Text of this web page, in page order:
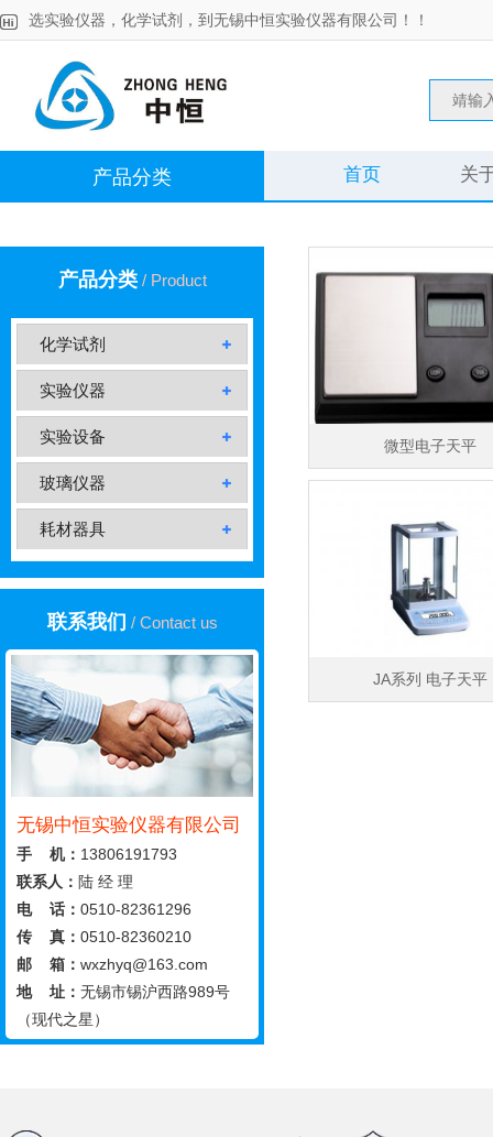
选实验仪器，化学试剂，到无锡中恒实验仪器有限公司！！
产品分类 首页 关
微型电子天平
JA系列 电子天平
产品分类/ Product
化学试剂
实验仪器
实验设备
玻璃仪器
耗材器具
联系我们 / Contact us
无锡中恒实验仪器有限公司
手 机： 13806191793
联系人： 陆 经 理
电 话： 0510-82361296
传 真： 0510-82360210
邮 箱： wxzhyq@163.com
地 址： 无锡市锡沪西路989号
（现代之星）